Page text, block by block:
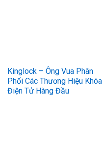
Kinglock – Ông Vua Phân
Phối Các Thương Hiệu Khóa
Điện Tử Hàng Đầu